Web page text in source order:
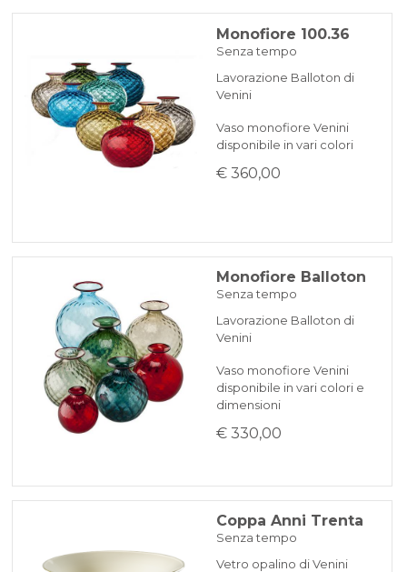
Monofiore 100.36
Senza tempo
Lavorazione Balloton di
Venini
Vaso monofiore Venini
disponibile in vari colori
€ 360,00
Monofiore Balloton
Senza tempo
Lavorazione Balloton di
Venini
Vaso monofiore Venini
disponibile in vari colori e
dimensioni
€ 330,00
Coppa Anni Trenta
Senza tempo
Vetro opalino di Venini